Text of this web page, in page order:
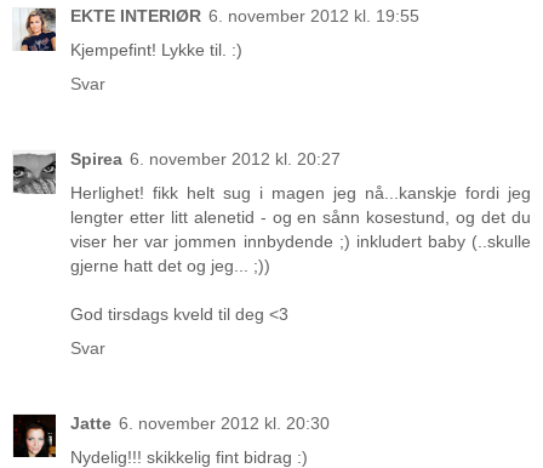
EKTE INTERIØR 6. november 2012 kl. 19:55
Kjempefint! Lykke til. :)
Svar
Spirea 6. november 2012 kl. 20:27
Herlighet! fikk helt sug i magen jeg nå...kanskje fordi jeg
lengter etter litt alenetid - og en sånn kosestund, og det du
viser her var jommen innbydende ;) inkludert baby (..skulle
gjerne hatt det og jeg... ;))
God tirsdags kveld til deg <3
Svar
Jatte 6. november 2012 kl. 20:30
Nydelig!!! skikkelig fint bidrag :)